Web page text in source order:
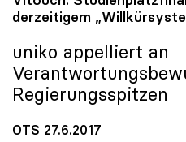
derzeitigem
uniko appelliert an
Regierungsspitzen
OTS 27.6.2017